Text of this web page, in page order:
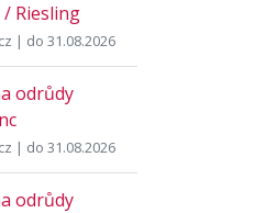
/ Riesling
| do 31.08.2026
odrůdy
| do 31.08.2026
odrůdy